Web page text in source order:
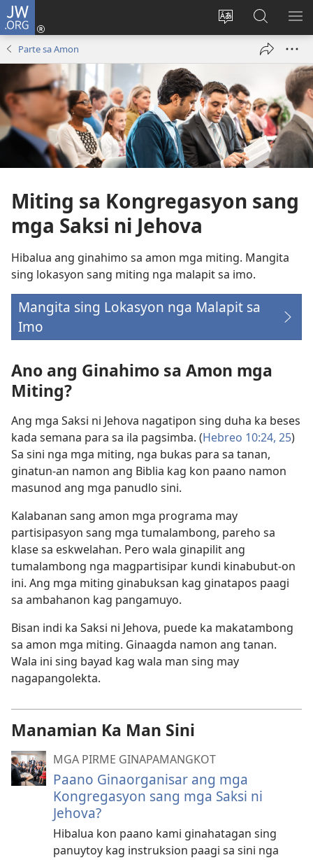
JW.ORG
Islan
lenguahe
site
Mag-
log
window)
Mangita
sa
JW.ORG
Parte sa Amon
Miting sa Kongregasyon sang
mga Saksi ni Jehova
Hibalua ang ginahimo sa amon mga miting. Mangita
sing lokasyon sang miting nga malapit sa imo.
Mangita sing Lokasyon nga Malapit sa
Imo
new
Ano ang Ginahimo sa Amon mga
Miting?
Ang mga Saksi ni Jehova nagatipon sing duha ka beses
kada semana para sa ila pagsimba. (Hebreo 10:24, 25)
Sa sini nga mga miting, nga bukas para sa tanan,
ginatun-an namon ang Biblia kag kon paano namon
masunod ang mga panudlo sini.
Kalabanan sang amon mga programa may
partisipasyon sang mga tumalambong, pareho sa
klase sa eskwelahan. Pero wala ginapilit ang
tumalambong nga magpartisipar kundi kinabubut-on
ini. Ang mga miting ginabuksan kag ginatapos paagi
sa ambahanon kag pangamuyo.
Bisan indi ka Saksi ni Jehova, puede ka makatambong
sa amon mga miting. Ginaagda namon ang tanan.
Wala ini sing bayad kag wala man sing may
nagapangolekta.
Manamian Ka Man Sini
MGA PIRME GINAPAMANGKOT
Paano Ginaorganisar ang mga
Kongregasyon sang mga Saksi ni
Jehova?
Hibalua kon paano kami ginahatagan sing
panuytoy kag instruksion paagi sa sini nga